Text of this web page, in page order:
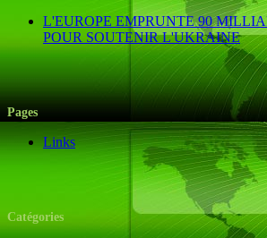
L'EUROPE EMPRUNTE 90
POUR SOUTENIR L'UKRAINE
Pages
Links
Catégories